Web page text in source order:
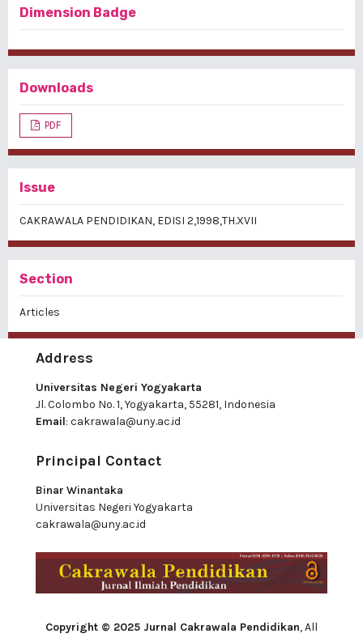
Dimension Badge
Downloads
PDF
Issue
CAKRAWALA PENDIDIKAN, EDISI 2,1998,TH.XVII
Section
Articles
Address
Universitas Negeri Yogyakarta
Jl. Colombo No. 1, Yogyakarta, 55281, Indonesia
Email: cakrawala@uny.ac.id
Principal Contact
Binar Winantaka
Universitas Negeri Yogyakarta
cakrawala@uny.ac.id
Copyright © 2025 Jurnal Cakrawala Pendidikan, All